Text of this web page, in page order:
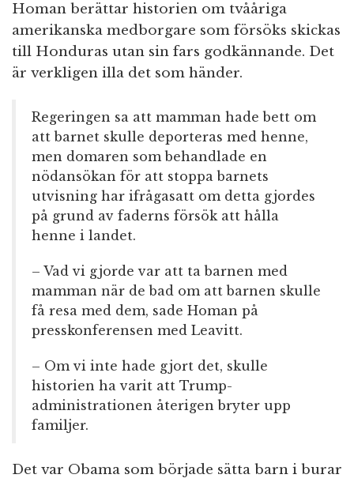
Homan berättar historien om tvååriga
amerikanska medborgare som försöks skickas
till Honduras utan sin fars godkännande. Det
är verkligen illa det som händer.
Regeringen sa att mamman hade bett om
att barnet skulle deporteras med henne,
men domaren som behandlade en
nödansökan för att stoppa barnets
utvisning har ifrågasatt om detta gjordes
på grund av faderns försök att hålla
henne i landet.
– Vad vi gjorde var att ta barnen med
mamman när de bad om att barnen skulle
få resa med dem, sade Homan på
presskonferensen med Leavitt.
– Om vi inte hade gjort det, skulle
historien ha varit att Trump-
administrationen återigen bryter upp
familjer.
Det var Obama som började sätta barn i burar